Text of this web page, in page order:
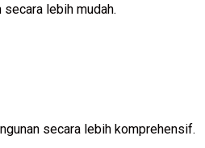
lebih mudah.
secara lebih komprehensif.